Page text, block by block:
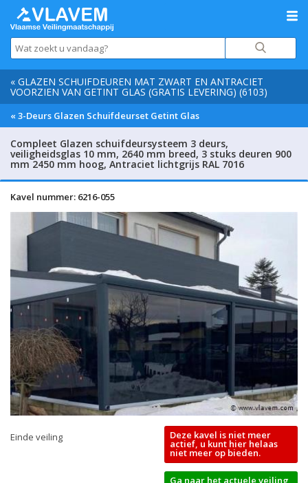
« GLAZEN SCHUIFDEUREN MAT ZWART EN ANTRACIET
VOORZIEN VAN GETINT GLAS (GRATIS LEVERING) (6103)
« 3-Deurs Glazen Schuifdeurset Getint Glas
Compleet Glazen schuifdeursysteem 3 deurs,
veiligheidsglas 10 mm, 2640 mm breed, 3 stuks deuren 900
mm 2450 mm hoog, Antraciet lichtgrijs RAL 7016
Kavel nummer: 6216-055
Einde veiling Deze kavel is niet meer
actief, u kunt hier helaas
niet meer op bieden.
Ga naar het actuele veiling